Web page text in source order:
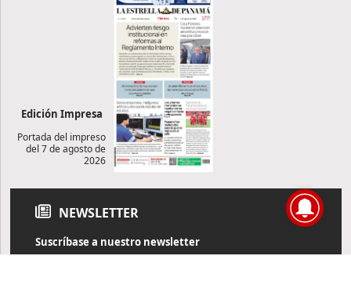
Edición Impresa
Portada del impreso
del 7 de agosto de
2026
NEWSLETTER
Suscríbase a nuestro newsletter
Reciba diariamente información de actualidad directamente en